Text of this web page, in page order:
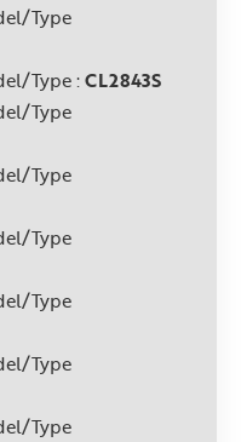
Type
Type :CL2843S
Type
Type
Type
Type
Type
Type